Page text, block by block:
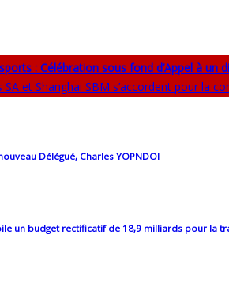
: Célébration sous fond d’Appel à
et Shanghai SBM s’accordent pour la
Délégué, Charles YOPNDOI
un budget rectificatif de 18,9 milliards pour la